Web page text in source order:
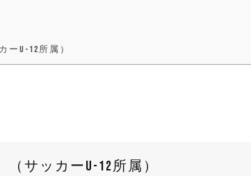
U-12所属）
サッカーU-12所属）